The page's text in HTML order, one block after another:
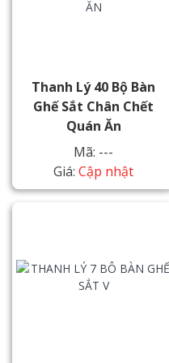
Thanh Lý 40 Bộ Bàn
Ghế Sắt Chân Chết
Quán Ăn
Mã: ---
Giá: Cập nhật